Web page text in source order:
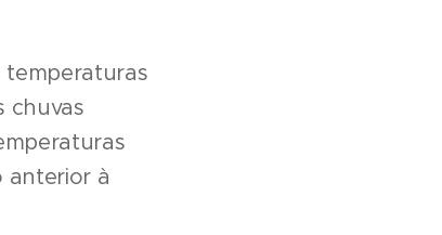
temperaturas
chuvas
anterior à